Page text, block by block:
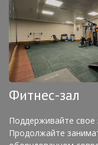
Фитнес-зал
Поддерживайте
Продолжайте